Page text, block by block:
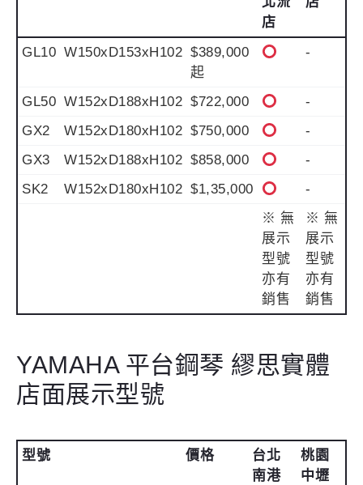
店
GL10 W150xD153xH102 $389,000
起
-
GL50 W152xD188xH102 $722,000
-
GX2
W152xD180xH102 $750,000
-
GX3
W152xD188xH102 $858,000
-
SK2
W152xD180xH102 $1,35,000
-
※ 無
展示
型號
亦有
銷售
※ 無
展示
型號
亦有
銷售
YAMAHA 平台鋼琴 繆思實體
店面展示型號
型號 價格
台北
南港
桃園
中壢